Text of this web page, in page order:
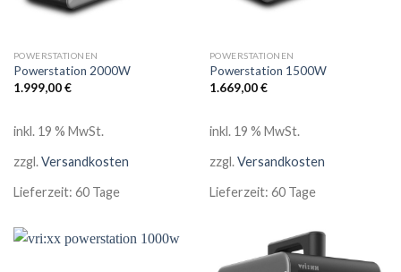
POWERSTATIONEN
Powerstation 2000W
1.999,00€
inkl. 19 % MwSt.
zzgl.Versandkosten
Lieferzeit: 60 Tage
POWERSTATIONEN
Powerstation 1500W
1.669,00€
inkl. 19 % MwSt.
zzgl.Versandkosten
Lieferzeit: 60 Tage